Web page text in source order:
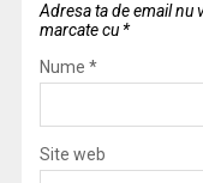
Adresa ta de email nu
marcate cu *
Nume *
Site web